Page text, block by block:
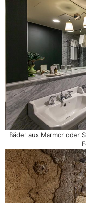
Bäder aus Marmor oder